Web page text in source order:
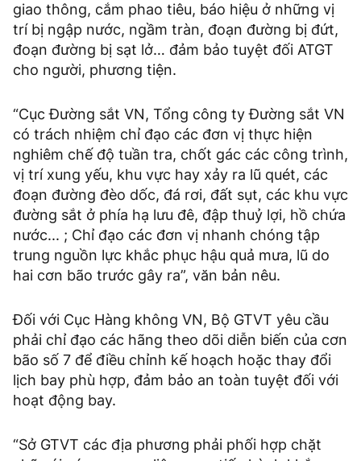
giao thông, cắm phao tiêu, báo hiệu ở những vị
trí bị ngập nước, ngầm tràn, đoạn đường bị đứt,
đoạn đường bị sạt lở… đảm bảo tuyệt đối ATGT
cho người, phương tiện.
“Cục Đường sắt VN, Tổng công ty Đường sắt VN
có trách nhiệm chỉ đạo các đơn vị thực hiện
nghiêm chế độ tuần tra, chốt gác các công trình,
vị trí xung yếu, khu vực hay xảy ra lũ quét, các
đoạn đường đèo dốc, đá rơi, đất sụt, các khu vực
đường sắt ở phía hạ lưu đê, đập thuỷ lợi, hồ chứa
nước... ; Chỉ đạo các đơn vị nhanh chóng tập
trung nguồn lực khắc phục hậu quả mưa, lũ do
hai cơn bão trước gây ra”, văn bản nêu.
Đối với Cục Hàng không VN, Bộ GTVT yêu cầu
phải chỉ đạo các hãng theo dõi diễn biến của cơn
bão số 7 để điều chỉnh kế hoạch hoặc thay đổi
lịch bay phù hợp, đảm bảo an toàn tuyệt đối với
hoạt động bay.
“Sở GTVT các địa phương phải phối hợp chặt